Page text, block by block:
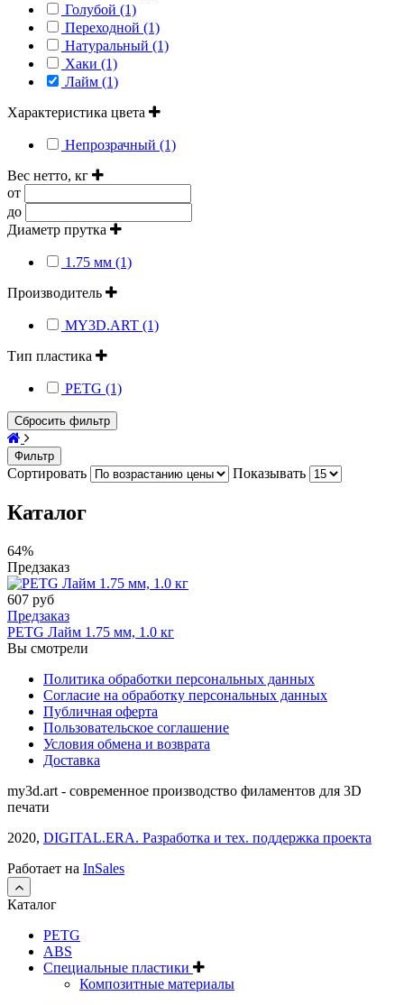
Голубой (1)
Переходной (1)
Натуральный (1)
Хаки (1)
Лайм (1)
Характеристика цвета
Непрозрачный (1)
Вес нетто, кг
от
до
Диаметр прутка
1.75 мм (1)
Производитель
MY3D.ART (1)
Тип пластика
PETG (1)
Сбросить фильтр
Фильтр
Сортировать Показывать
Каталог
64%
Предзаказ
607 руб
Предзаказ
PETG Лайм 1.75 мм, 1.0 кг
Вы смотрели
Политика обработки персональных данных
Согласие на обработку персональных данных
Публичная оферта
Пользовательское соглашение
Условия обмена и возврата
Доставка
my3d.art - современное производство филаментов для 3D
печати
2020, DIGITAL.ERA. Разработка и тех. поддержка проекта
Работает на InSales
Каталог
PETG
ABS
Специальные пластики
Композитные материалы